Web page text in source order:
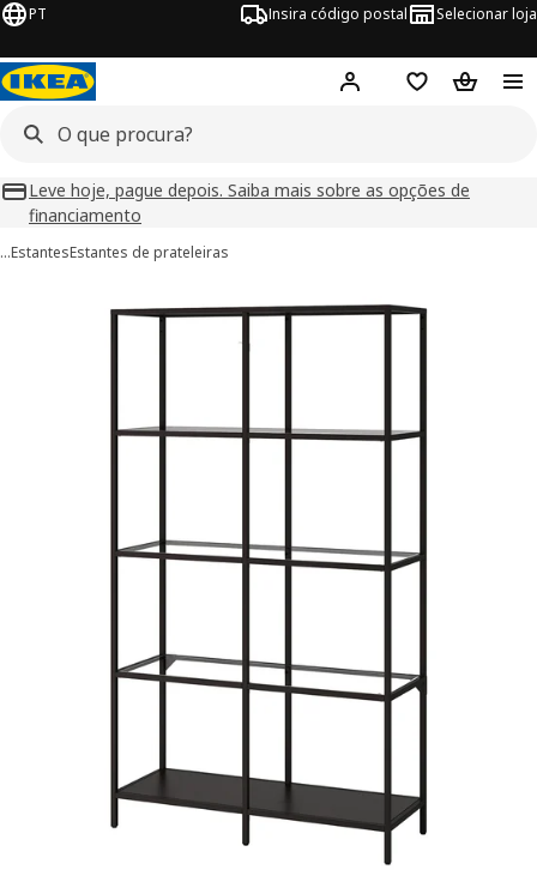
PT Insira código postal Selecionar loja
Hej! Inicie sessão
FavoritosCesto de
Leve hoje, pague depois. Saiba mais sobre as opções de
financiamento
…EstantesEstantes de prateleiras
de VITTSJÖ